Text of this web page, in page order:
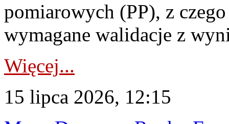
pomiarowych (PP), z
wymagane walidacje z
Więcej...
15 lipca 2026, 12:15